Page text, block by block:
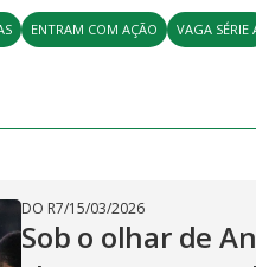
ENTRAM COM AÇÃO VAGA SÉRIE
DO R7/15/03/2026
Sob o olhar de